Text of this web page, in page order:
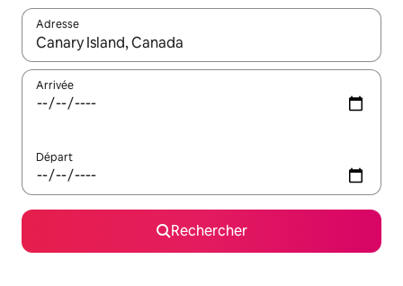
Adresse
Lorsque les résultats s'affichent, utilisez les flèches vers le
Arrivée
Départ
Rechercher